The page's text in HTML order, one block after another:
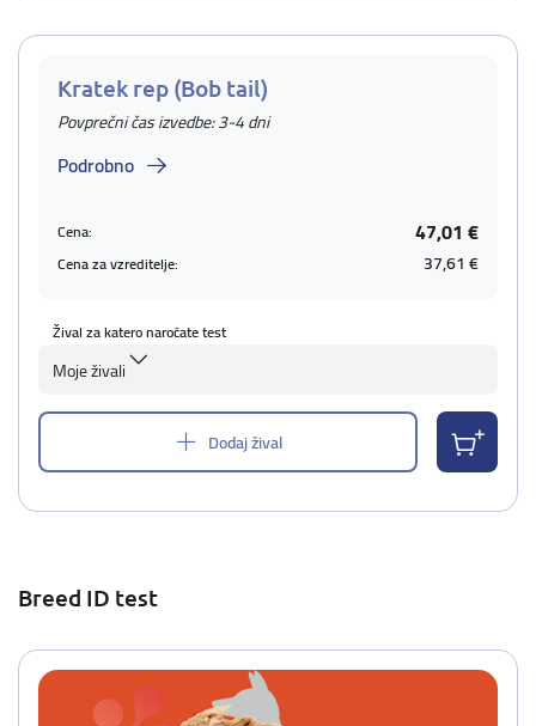
Kratek rep (Bob tail)
Povprečni čas izvedbe: 3-4 dni
Podrobno
Cena: 47,01 €
Cena za vzreditelje: 37,61 €
Žival za katero naročate test
Moje živali
Dodaj žival
Breed ID test